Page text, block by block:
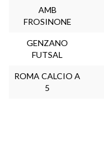
AMB
FROSINONE
GENZANO
FUTSAL
ROMA CALCIO A
5